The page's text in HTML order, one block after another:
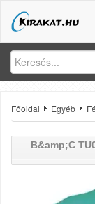
Főoldal Egyéb
B&amp;C